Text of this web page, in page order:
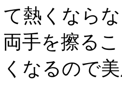
熱くなら
手を擦る
なるので